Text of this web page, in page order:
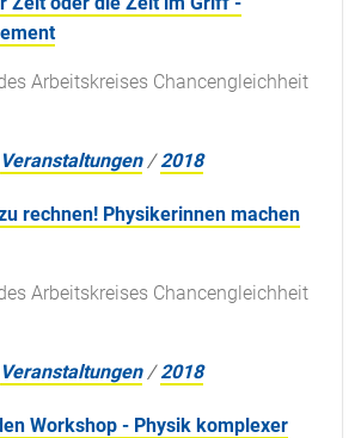
Arbeitskreises Chancengleichheit
Veranstaltungen /2018
rechnen! Physikerinnen machen
Arbeitskreises Chancengleichheit
Veranstaltungen /2018
Workshop - Physik komplexer